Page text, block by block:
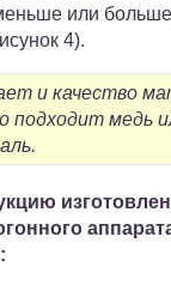
или
4).
и качество
подходит медь